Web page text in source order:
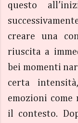
questo
creare una
riuscita a
bei momenti
certa
emozioni come
il contesto.